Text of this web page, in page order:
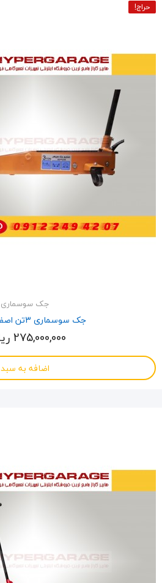
حراج!
جک سوسماری
جک سوسماری 3تن اصفهان سپهر
275,000,000 ریال
اضافه به سبد